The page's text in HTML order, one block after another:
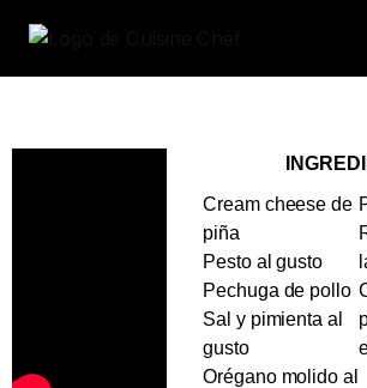
Cream cheese de
piña
Pesto al gusto
Pechuga de pollo
Sal y pimienta al
gusto
Orégano molido al